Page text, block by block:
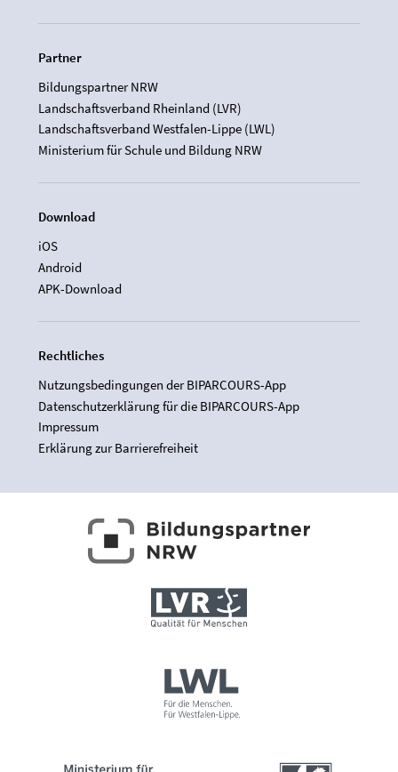
Partner
Bildungspartner NRW
Landschaftsverband Rheinland (LVR)
Landschaftsverband Westfalen-Lippe (LWL)
Ministerium für Schule und Bildung NRW
Download
iOS
Android
APK-Download
Rechtliches
Nutzungsbedingungen der BIPARCOURS-App
Datenschutzerklärung für die BIPARCOURS-App
Impressum
Erklärung zur Barrierefreiheit